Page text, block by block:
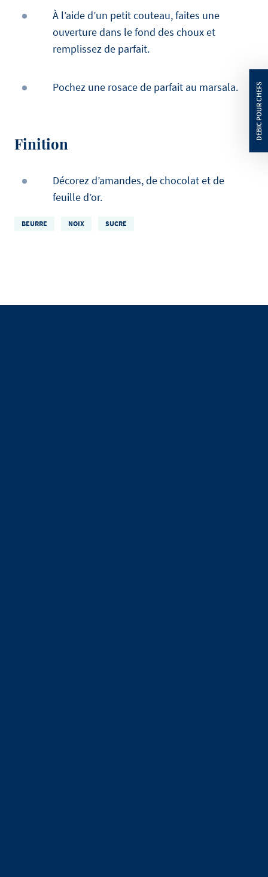
À l’aide d’un petit couteau, faites une
ouverture dans le fond des choux et
remplissez de parfait.
Pochez une rosace de parfait au marsala.
Finition
Décorez d’amandes, de chocolat et de
feuille d’or.
BEURRE NOIX SUCRE